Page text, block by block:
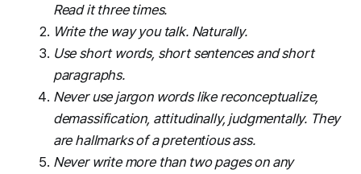
Read it three times.
Write the way you talk. Naturally.
Use short words, short sentences and short
paragraphs.
Never use jargon words like reconceptualize,
demassification, attitudinally, judgmentally. They
are hallmarks of a pretentious ass.
Never write more than two pages on any